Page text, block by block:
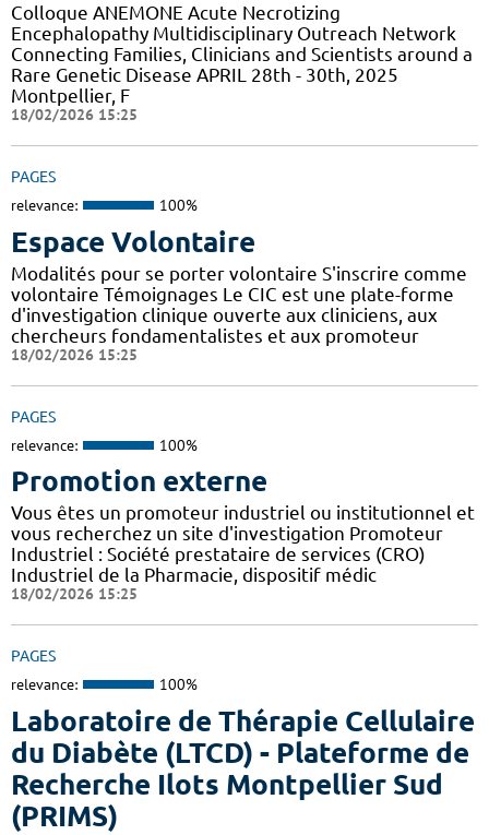
Colloque ANEMONE Acute Necrotizing
Encephalopathy Multidisciplinary Outreach Network
Connecting Families, Clinicians and Scientists around a
Rare Genetic Disease APRIL 28th - 30th, 2025
Montpellier, F
18/02/2026 15:25
PAGES
relevance: 100%
Espace Volontaire
Modalités pour se porter volontaire S'inscrire comme
volontaire Témoignages Le CIC est une plate-forme
d'investigation clinique ouverte aux cliniciens, aux
chercheurs fondamentalistes et aux promoteur
18/02/2026 15:25
PAGES
relevance: 100%
Promotion externe
Vous êtes un promoteur industriel ou institutionnel et
vous recherchez un site d'investigation Promoteur
Industriel : Société prestataire de services (CRO)
Industriel de la Pharmacie, dispositif médic
18/02/2026 15:25
PAGES
relevance: 100%
Laboratoire de Thérapie Cellulaire
du Diabète (LTCD) - Plateforme de
Recherche Ilots Montpellier Sud
(PRIMS)